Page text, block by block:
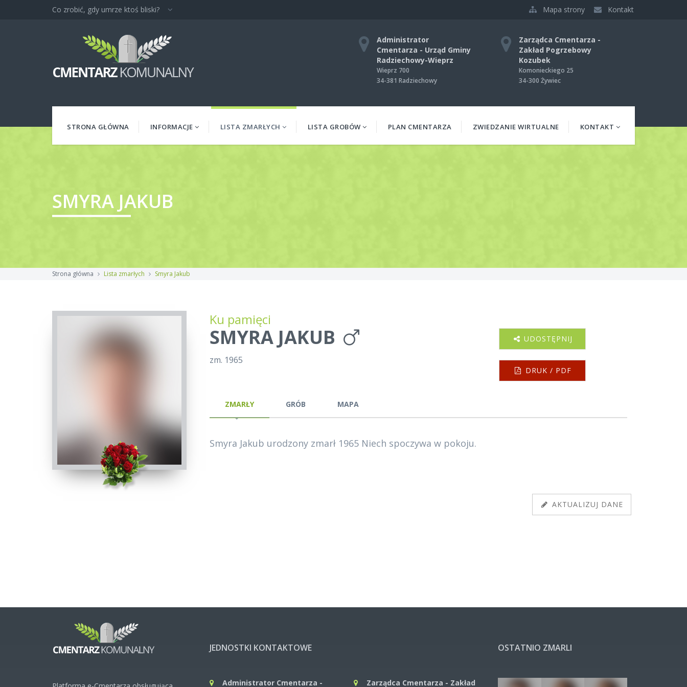
Co zrobić, gdy umrze ktoś bliski? Mapa strony Kontakt
Administrator
Cmentarza - Urząd Gminy
Radziechowy-Wieprz
Wieprz 700
34-381 Radziechowy
Zarządca Cmentarza -
Zakład Pogrzebowy
Kozubek
Komonieckiego 25
34-300 Żywiec
STRONA GŁÓWNA INFORMACJE LISTA ZMARŁYCH LISTA GROBÓW PLAN CMENTARZA ZWIEDZANIE WIRTUALNE KONTAKT
SMYRA JAKUB
Strona główna Lista zmarłych Smyra Jakub
Ku pamięci
SMYRA JAKUB
zm. 1965
UDOSTĘPNIJ
DRUK / PDF
ZMARŁY GRÓB MAPA
Smyra Jakub urodzony zmarł 1965 Niech spoczywa w pokoju.
AKTUALIZUJ DANE
JEDNOSTKI KONTAKTOWE
Administrator Cmentarza - Zarządca Cmentarza - Zakład
OSTATNIO ZMARLI